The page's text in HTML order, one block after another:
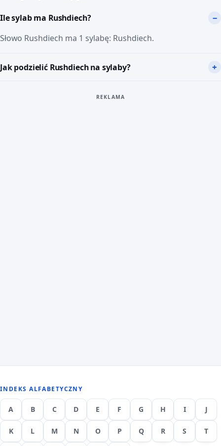
Ile sylab ma Rushdiech?
Słowo Rushdiech ma 1 sylabę: Rushdiech.
Jak podzielić Rushdiech na sylaby?
REKLAMA
INDEKS ALFABETYCZNY
A B C D E F G H I J
K L M N O P Q R S T